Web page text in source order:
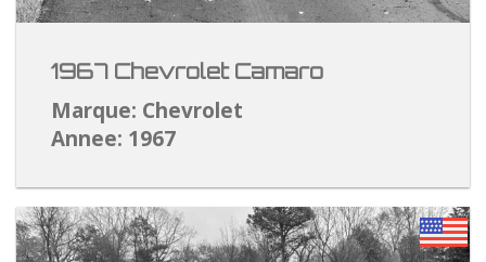
1967 Chevrolet Camaro
Marque: Chevrolet
Annee: 1967